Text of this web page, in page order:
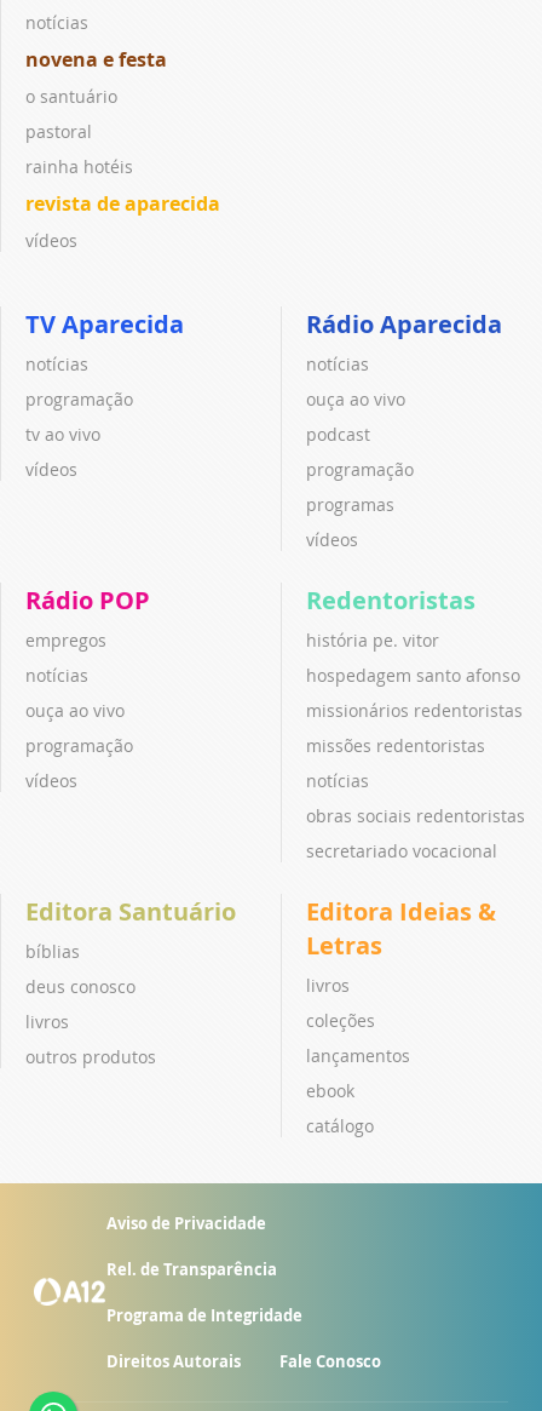
notícias
novena e festa
o santuário
pastoral
rainha hotéis
revista de aparecida
vídeos
TV Aparecida
notícias
programação
tv ao vivo
vídeos
Rádio Aparecida
notícias
ouça ao vivo
podcast
programação
programas
vídeos
Rádio POP
empregos
notícias
ouça ao vivo
programação
vídeos
Redentoristas
história pe. vitor
hospedagem santo afonso
missionários redentoristas
missões redentoristas
notícias
obras sociais redentoristas
secretariado vocacional
Editora Santuário
bíblias
deus conosco
livros
outros produtos
Editora Ideias &
Letras
livros
coleções
lançamentos
ebook
catálogo
Aviso de Privacidade
Rel. de Transparência
Programa de Integridade
Direitos Autorais Fale Conosco